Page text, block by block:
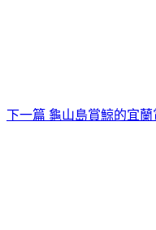
下一篇 龜山島賞鯨的宜